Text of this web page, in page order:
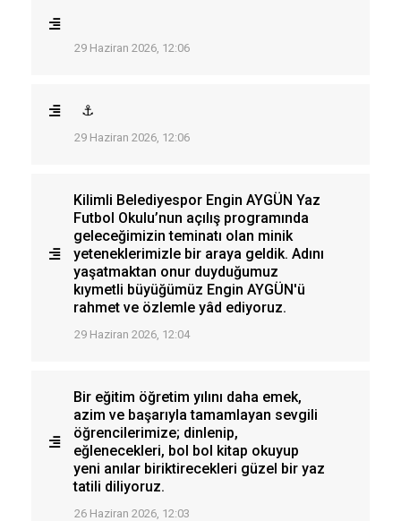
29 Haziran 2026, 12:06
⚓
29 Haziran 2026, 12:06
Kilimli Belediyespor Engin AYGÜN Yaz
Futbol Okulu’nun açılış programında
geleceğimizin teminatı olan minik
yeteneklerimizle bir araya geldik. Adını
yaşatmaktan onur duyduğumuz
kıymetli büyüğümüz Engin AYGÜN'ü
rahmet ve özlemle yâd ediyoruz.
29 Haziran 2026, 12:04
Bir eğitim öğretim yılını daha emek,
azim ve başarıyla tamamlayan sevgili
öğrencilerimize; dinlenip,
eğlenecekleri, bol bol kitap okuyup
yeni anılar biriktirecekleri güzel bir yaz
tatili diliyoruz.
26 Haziran 2026, 12:03